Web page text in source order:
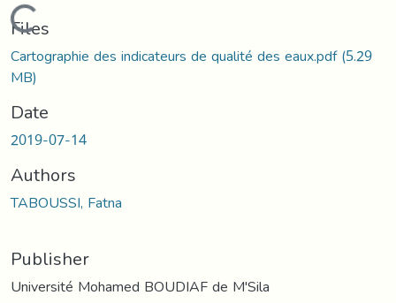
Loading...
Files
Cartographie des indicateurs de qualité des eaux.pdf(5.29
MB)
Date
2019-07-14
Authors
TABOUSSI, Fatna
Publisher
Université Mohamed BOUDIAF de M'Sila